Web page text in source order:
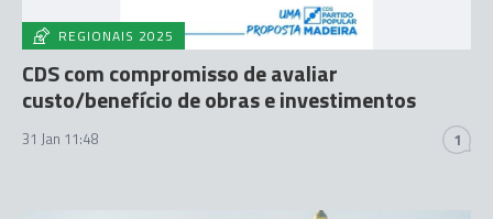
REGIONAIS 2025
CDS com compromisso de avaliar
custo/benefício de obras e investimentos
31 Jan 11:48 1